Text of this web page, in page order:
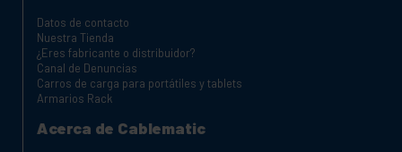
Datos de contacto
Nuestra Tienda
¿Eres fabricante o distribuidor?
Canal de Denuncias
Carros de carga para portátiles y tablets
Armarios Rack
Acerca de Cablematic